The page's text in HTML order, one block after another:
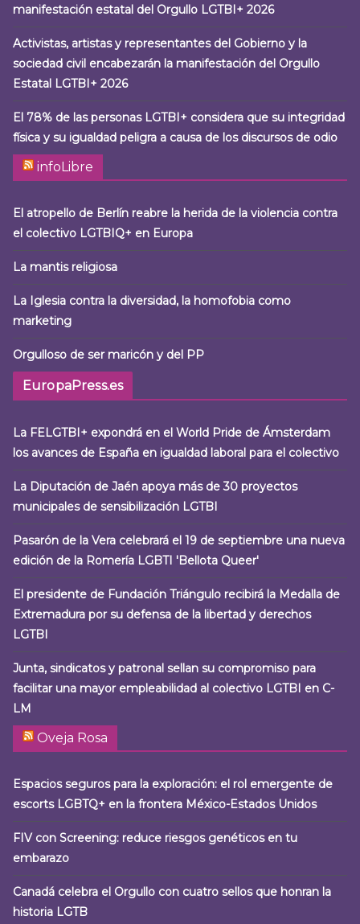
manifestación estatal del Orgullo LGTBI+ 2026
Activistas, artistas y representantes del Gobierno y la
sociedad civil encabezarán la manifestación del Orgullo
Estatal LGTBI+ 2026
El 78% de las personas LGTBI+ considera que su integridad
física y su igualdad peligra a causa de los discursos de odio
infoLibre
El atropello de Berlín reabre la herida de la violencia contra
el colectivo LGTBIQ+ en Europa
La mantis religiosa
La Iglesia contra la diversidad, la homofobia como
marketing
Orgulloso de ser maricón y del PP
EuropaPress.es
La FELGTBI+ expondrá en el World Pride de Ámsterdam
los avances de España en igualdad laboral para el colectivo
La Diputación de Jaén apoya más de 30 proyectos
municipales de sensibilización LGTBI
Pasarón de la Vera celebrará el 19 de septiembre una nueva
edición de la Romería LGBTI 'Bellota Queer'
El presidente de Fundación Triángulo recibirá la Medalla de
Extremadura por su defensa de la libertad y derechos
LGTBI
Junta, sindicatos y patronal sellan su compromiso para
facilitar una mayor empleabilidad al colectivo LGTBI en C-
LM
Oveja Rosa
Espacios seguros para la exploración: el rol emergente de
escorts LGBTQ+ en la frontera México-Estados Unidos
FIV con Screening: reduce riesgos genéticos en tu
embarazo
Canadá celebra el Orgullo con cuatro sellos que honran la
historia LGTB